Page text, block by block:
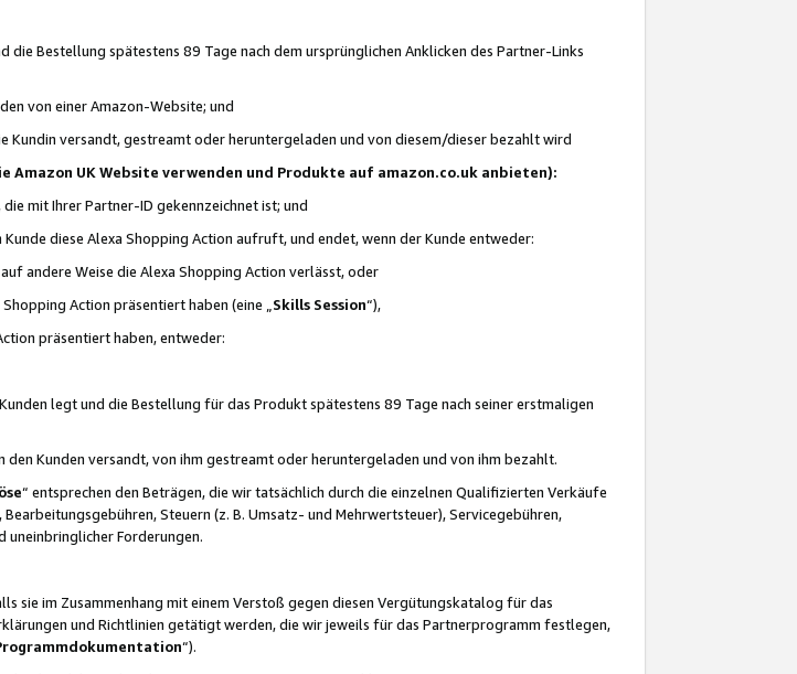
Bestellung spätestens 89 Tage nach dem ursprünglichen Anklicken des Partner-Links
von einer Amazon-Website; und
versandt, gestreamt oder heruntergeladen und von diesem/dieser bezahlt wird
UK Website verwenden und Produkte auf amazon.co.uk anbieten):
mit Ihrer Partner-ID gekennzeichnet ist; und
diese Alexa Shopping Action aufruft, und endet, wenn der Kunde entweder:
andere Weise die Alexa Shopping Action verlässt, oder
Action präsentiert haben (eine „ Skills Session“),
präsentiert haben, entweder:
legt und die Bestellung für das Produkt spätestens 89 Tage nach seiner erstmaligen
Kunden versandt, von ihm gestreamt oder heruntergeladen und von ihm bezahlt.
“ entsprechen den Beträgen, die wir tatsächlich durch die einzelnen Qualifizierten Verkäufe
Steuern (z. B. Umsatz- und Mehrwertsteuer), Servicegebühren,
uneinbringlicher Forderungen.
sie im Zusammenhang mit einem Verstoß gegen diesen Vergütungskatalog für das
und Richtlinien getätigt werden, die wir jeweils für das Partnerprogramm festlegen,
“).